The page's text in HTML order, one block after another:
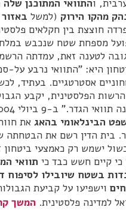
והתוואי המתוכנן שלה
מהקו הירוק (למשל
חוצצת בין חקלאים
מספחת שטח שנכבש
לטענה זאת, עמדתה
היא: "התוואי נרבע על-
אסטרטגיים. בעתיד,
הפלסטינית, יקבע
הגדר." ב-9 ביולי 2004 נתן
הבינלאומי בהאג את
בית הדין רשם את הבטחתה
ישמש רק כאמצעי ביטחון
כי קיים חשש כבד כי תוואי
בשטח שיובילו
וישפיעו על קביעת
למדינה פלסטינית. המשך